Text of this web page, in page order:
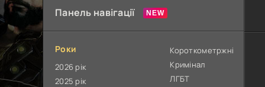
Панель навігації
Роки
2026 рік
2025 рік
Короткометржні
Кримінал
ЛГБТ